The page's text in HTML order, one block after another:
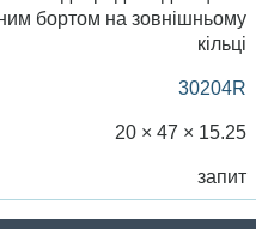
бортом на зовнішньому
кільці
30204R
20 × 47 × 15.25
запит